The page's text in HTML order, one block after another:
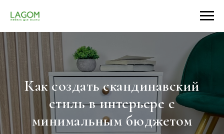
Как создать скандинавский
стиль в интерьере с
минимальным бюджетом